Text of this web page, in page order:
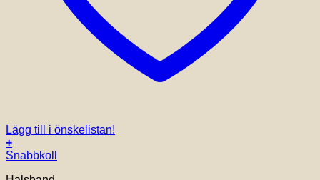
Lägg till i önskelistan!
+
Snabbkoll